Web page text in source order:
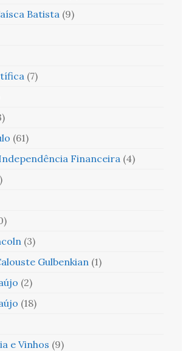
Batista (9)
(7)
(61)
Financeira (4)
(3)
Gulbenkian (1)
(2)
(18)
e Vinhos (9)